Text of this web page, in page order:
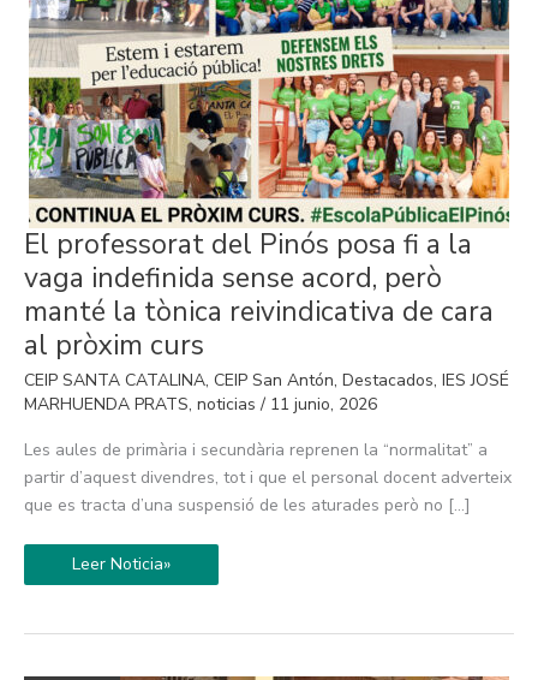
El professorat del Pinós posa fi a la
vaga indefinida sense acord, però
manté la tònica reivindicativa de cara
al pròxim curs
CEIP SANTA CATALINA, CEIP San Antón, Destacados, IES JOSÉ
MARHUENDA PRATS, noticias / 11 junio, 2026
Les aules de primària i secundària reprenen la “normalitat” a
partir d’aquest divendres, tot i que el personal docent adverteix
que es tracta d’una suspensió de les aturades però no […]
El
professorat
del
Pinós
posa
fi
a
la
vaga
indefinida
sense
manté
la
tònica
reivindicativa
al
pròxim
curs
Leer Noticia»